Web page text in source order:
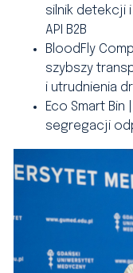
silnik detekcji
API B2B
BloodFly
szybszy
i utrudnienia
Eco Smart
segregacji